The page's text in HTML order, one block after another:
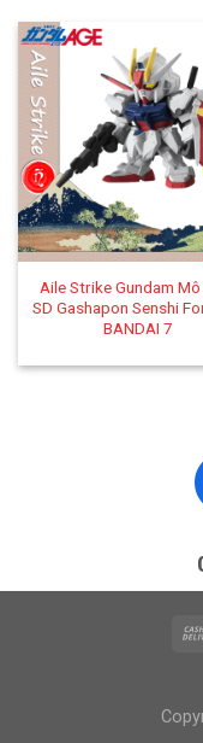
Aile Strike Gundam Mô
SD Gashapon Senshi
BANDAI 7